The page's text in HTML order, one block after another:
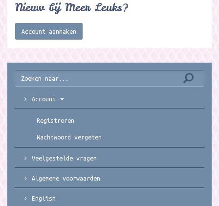
Nieuw bij Meer Leuks?
Account aanmaken
Account
Registreren
Wachtwoord vergeten
Veelgestelde vragen
Algemene voorwaarden
English